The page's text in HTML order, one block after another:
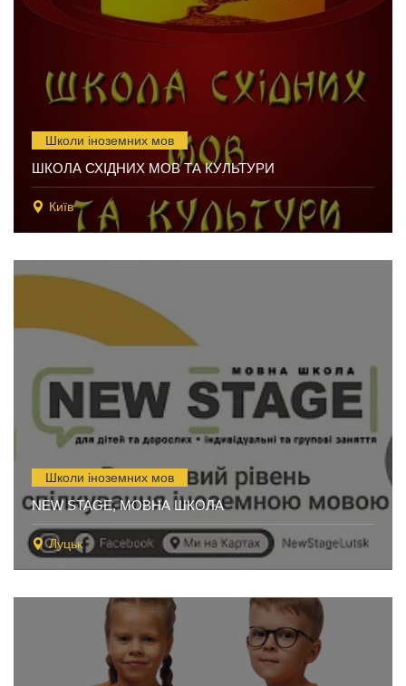
Школи іноземних мов
ШКОЛА СХІДНИХ МОВ ТА КУЛЬТУРИ
Київ
Школи іноземних мов
NEW STAGE, МОВНА ШКОЛА
Луцьк